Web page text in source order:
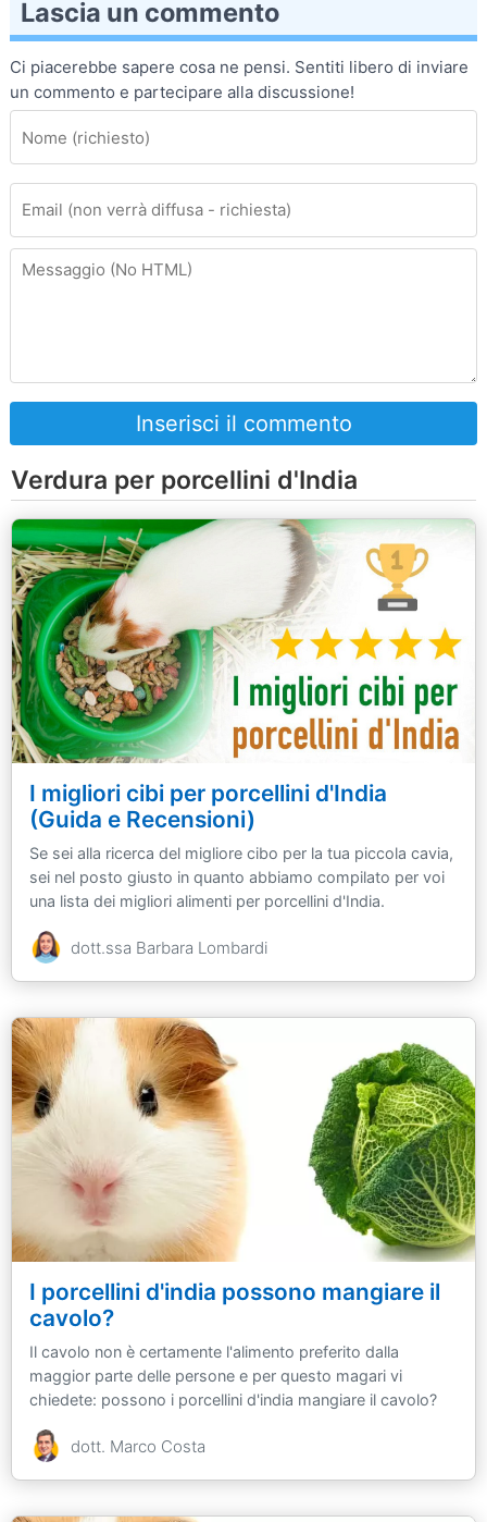
Lascia un commento
Ci piacerebbe sapere cosa ne pensi. Sentiti libero di inviare
un commento e partecipare alla discussione!
Inserisci il commento
Verdura per porcellini d'India
I migliori cibi per porcellini d'India
(Guida e Recensioni)
Se sei alla ricerca del migliore cibo per la tua piccola cavia,
sei nel posto giusto in quanto abbiamo compilato per voi
una lista dei migliori alimenti per porcellini d'India.
dott.ssa Barbara Lombardi
I porcellini d'india possono mangiare il
cavolo?
Il cavolo non è certamente l'alimento preferito dalla
maggior parte delle persone e per questo magari vi
chiedete: possono i porcellini d'india mangiare il cavolo?
dott. Marco Costa